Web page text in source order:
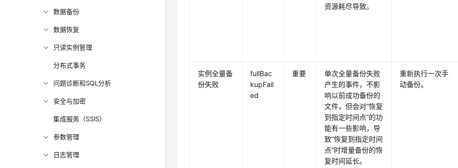
数据备份
数据恢复
只读实例管理
分布式事务
问题诊断和SQL分析
安全与加密
集成服务（SSIS）
参数管理
日志管理
资源耗尽导致。
实例全量备
份失败
fullBac
kupFail
ed
重要
单次全量备份失败
产生的事件，不影
响以前成功备份的
文件，但会对“恢复
到指定时间点”的功
能有一些影响，导
致“恢复到指定时间
点”时增量备份的恢
复时间延长。
重新执行一次手
动备份。